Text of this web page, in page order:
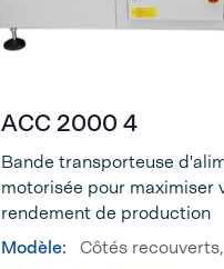
ACC 2000 4
Bande transporteuse
motorisée pour maximiser
rendement de production
Modèle:
Côtés